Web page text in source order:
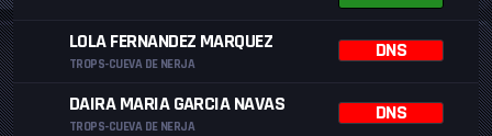
LOLA FERNANDEZ MARQUEZ
TROPS-CUEVA DE NERJA
DNS
DAIRA MARIA GARCIA NAVAS
TROPS-CUEVA DE NERJA
DNS